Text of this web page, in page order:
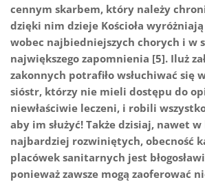
cennym skarbem, który należy
dzięki nim dzieje Kościoła
wobec najbiedniejszych chorych i w
największego zapomnienia [5]. Iluż
zakonnych potrafiło wsłuchiwać się
sióstr, którzy nie mieli dostępu do
niewłaściwie leczeni, i robili
aby im służyć! Także dzisiaj, nawet
najbardziej rozwiniętych, obecność
placówek sanitarnych jest
ponieważ zawsze mogą zaoferować